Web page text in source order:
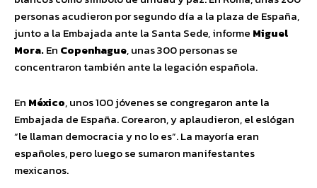
personas acudieron por segundo día a la plaza de España,
junto a la Embajada ante la Santa Sede, informe Miguel
Mora.En Copenhague, unas 300 personas se
concentraron también ante la legación española.
En México, unos 100 jóvenes se congregaron ante la
Embajada de España. Corearon, y aplaudieron, el eslógan
“le llaman democracia y no lo es”. La mayoría eran
españoles, pero luego se sumaron manifestantes
mexicanos.